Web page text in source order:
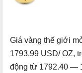
Giá vàng thế giới
1793.99 USD/ OZ,
động từ 1792.40 —